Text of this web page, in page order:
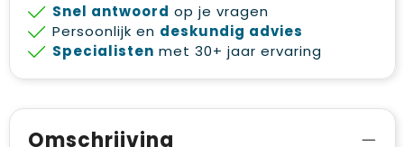
Snel antwoord op je vragen
Persoonlijk en deskundig advies
Specialisten met 30+ jaar ervaring
Omschrijving